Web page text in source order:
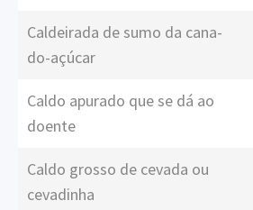
Caldeirada de sumo da cana-
do-açúcar
Caldo apurado que se dá ao
doente
Caldo grosso de cevada ou
cevadinha